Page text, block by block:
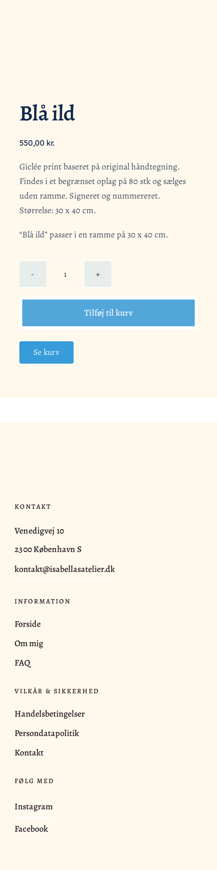
Blå ild
550,00 kr.
Giclée print baseret på original håndtegning.
Findes i et begrænset oplag på 80 stk og sælges
uden ramme. Signeret og nummereret.
Størrelse: 30 x 40 cm.
“Blå ild” passer i en ramme på 30 x 40 cm.
Blå
Tilføj til kurv
Se kurv
KONTAKT
Venedigvej 10
2300 København S
kontakt@isabellasatelier.dk
INFORMATION
Forside
Om mig
FAQ
VILKÅR & SIKKERHED
Handelsbetingelser
Persondatapolitik
Kontakt
FØLG MED
Instagram
Facebook